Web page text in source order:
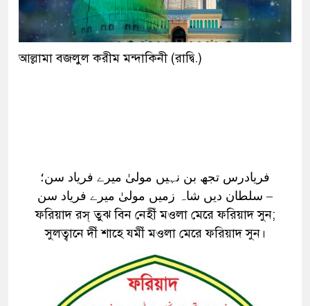
আল্লামা বজলুল করীম মন্দাকিনী (রাদ্বি.)
فریادرس تجھ بن نہیں مولیٰ میرے فریاد سن؛
سلطان دیں شاہ زمیں مولیٰ میرے فریاد سن –
ফরিয়াদ রস্ তুঝ বিন নেহীঁ মওলা মেরে ফরিয়াদ সুন;
সুলত্বানে দীঁ শাহে যমীঁ মওলা মেরে ফরিয়াদ সুন।